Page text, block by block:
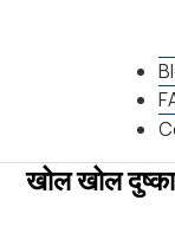
खोल खोल